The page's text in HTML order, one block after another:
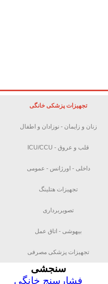
تجهیزات پزشکی خانگی
زنان و زایمان - نوزادان و اطفال
قلب و عروق - ICU/CCU
داخلی - اورژانس - عمومی
تجهیزات هتلینگ
تصویربرداری
بیهوشی - اتاق عمل
تجهیزات پزشکی مصرفی
سنجشی
فشارسنج خانگی